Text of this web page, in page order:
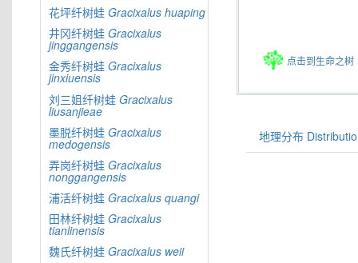
花坪纤树蛙 Gracixalus huaping
井冈纤树蛙 Gracixalus
jinggangensis
金秀纤树蛙 Gracixalus
jinxiuensis
刘三姐纤树蛙 Gracixalus
liusanjieae
墨脱纤树蛙 Gracixalus
medogensis
弄岗纤树蛙 Gracixalus
nonggangensis
浦活纤树蛙 Gracixalus quangi
田林纤树蛙 Gracixalus
tianlinensis
魏氏纤树蛙 Gracixalus weii
点击到生命之树
地理分布